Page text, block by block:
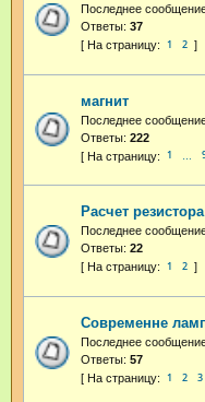
Последнее
Ответы: 37
1 2
магнит
Последнее
Ответы: 222
1
Расчет
Последнее
Ответы: 22
1 2
Современне
Последнее
Ответы: 57
1 2 3